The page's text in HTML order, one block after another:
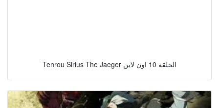
Tenrou Sirius The Jaeger الحلقة 10 اون لاين